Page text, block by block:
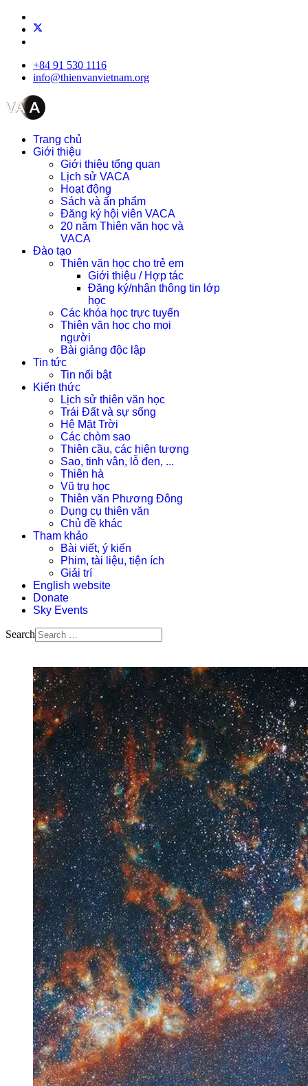
+84 91 530 1116
info@thienvanvietnam.org
Trang chủ
Giới thiệu
Giới thiệu tổng quan
Lịch sử VACA
Hoạt động
Sách và ấn phẩm
Đăng ký hội viên VACA
20 năm Thiên văn học và
VACA
Đào tạo
Thiên văn học cho trẻ em
Giới thiệu / Hợp tác
Đăng ký/nhận thông tin lớp
học
Các khóa học trực tuyến
Thiên văn học cho mọi
người
Bài giảng độc lập
Tin tức
Tin nổi bật
Kiến thức
Lịch sử thiên văn học
Trái Đất và sự sống
Hệ Mặt Trời
Các chòm sao
Thiên cầu, các hiện tượng
Sao, tinh vân, lỗ đen, ...
Thiên hà
Vũ trụ học
Thiên văn Phương Đông
Dụng cụ thiên văn
Chủ đề khác
Tham khảo
Bài viết, ý kiến
Phim, tài liệu, tiện ích
Giải trí
English website
Donate
Sky Events
Search